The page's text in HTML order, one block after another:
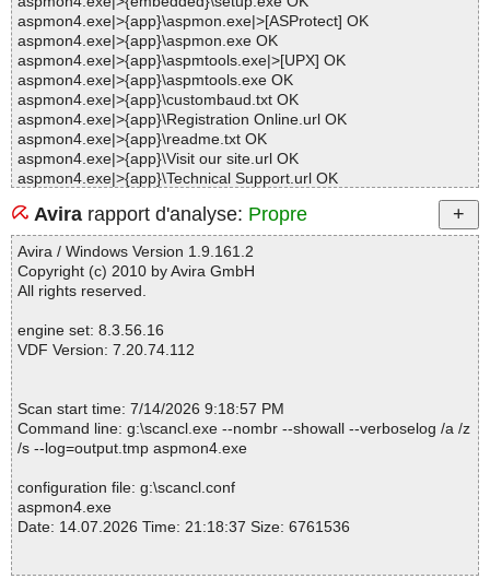
aspmon4.exe|>{app}\aspmon.exe|>[ASProtect] OK
aspmon4.exe|>{app}\aspmon.exe OK
aspmon4.exe|>{app}\aspmtools.exe|>[UPX] OK
aspmon4.exe|>{app}\aspmtools.exe OK
aspmon4.exe|>{app}\custombaud.txt OK
aspmon4.exe|>{app}\Registration Online.url OK
aspmon4.exe|>{app}\readme.txt OK
aspmon4.exe|>{app}\Visit our site.url OK
aspmon4.exe|>{app}\Technical Support.url OK
aspmon4.exe|>{app}\file_id.diz OK
aspmon4.exe|>{app}\aspmon.chm|>#IDXHDR OK
aspmon4.exe|>{app}\aspmon.chm|>#IVB OK
aspmon4.exe|>{app}\aspmon.chm|>#STRINGS OK
aspmon4.exe|>{app}\aspmon.chm|>#SYSTEM OK
aspmon4.exe|>{app}\aspmon.chm|>#URLSTR OK
aspmon4.exe|>{app}\aspmon.chm|>#URLTBL OK
aspmon4.exe|>{app}\aspmon.chm|>$OBJINST OK
aspmon4.exe|>{app}\aspmon.chm|>$WWAssociativeLinks\BTree
OK
K
aspmon4.exe|>{app}\aspmon.chm|>$WWAssociativeLinks\Map O
K
ty OK
Avira rapport d'analyse: Propre
Avira / Windows Version 1.9.161.2
Copyright (c) 2010 by Avira GmbH
All rights reserved.
engine set: 8.3.56.16
VDF Version: 7.20.74.112
Scan start time: 7/14/2026 9:18:57 PM
Command line: g:\scancl.exe --nombr --showall --verboselog /a /z
/s --log=output.tmp aspmon4.exe
configuration file: g:\scancl.conf
aspmon4.exe
Date: 14.07.2026 Time: 21:18:37 Size: 6761536